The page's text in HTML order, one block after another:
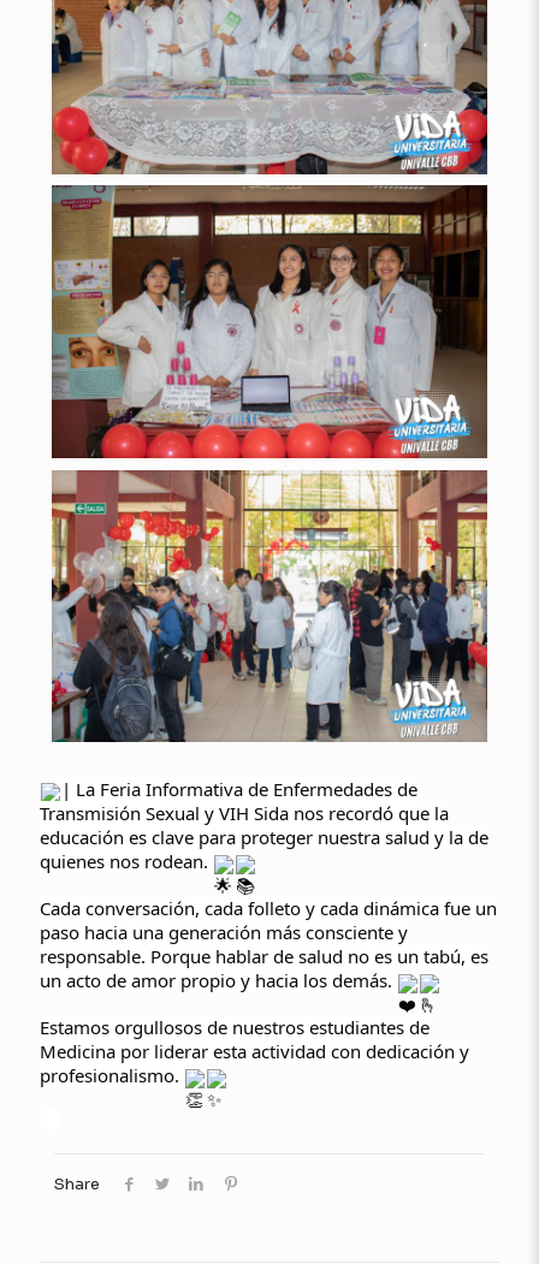
| La Feria Informativa de Enfermedades de
Transmisión Sexual y VIH Sida nos recordó que la
educación es clave para proteger nuestra salud y la de
quienes nos rodean.
Cada conversación, cada folleto y cada dinámica fue un
paso hacia una generación más consciente y
responsable. Porque hablar de salud no es un tabú, es
un acto de amor propio y hacia los demás.
Estamos orgullosos de nuestros estudiantes de
Medicina por liderar esta actividad con dedicación y
profesionalismo.
Share